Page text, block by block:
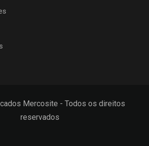
Mercosite - Todos os direitos
reservados